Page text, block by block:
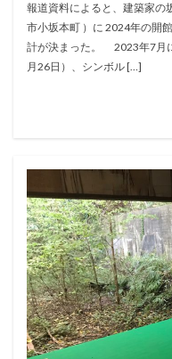
報道資料によると、建築家の
市小坂本町 ）に 2024年の開
計が決まった。 2023年7月
月26日）、シンボル […]